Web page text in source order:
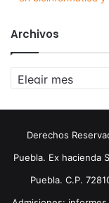
Archivos
Archivos
Derechos
Puebla. Ex hacienda
Puebla. C.P.